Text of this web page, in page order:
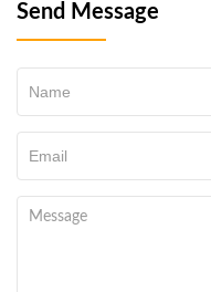
Send Message